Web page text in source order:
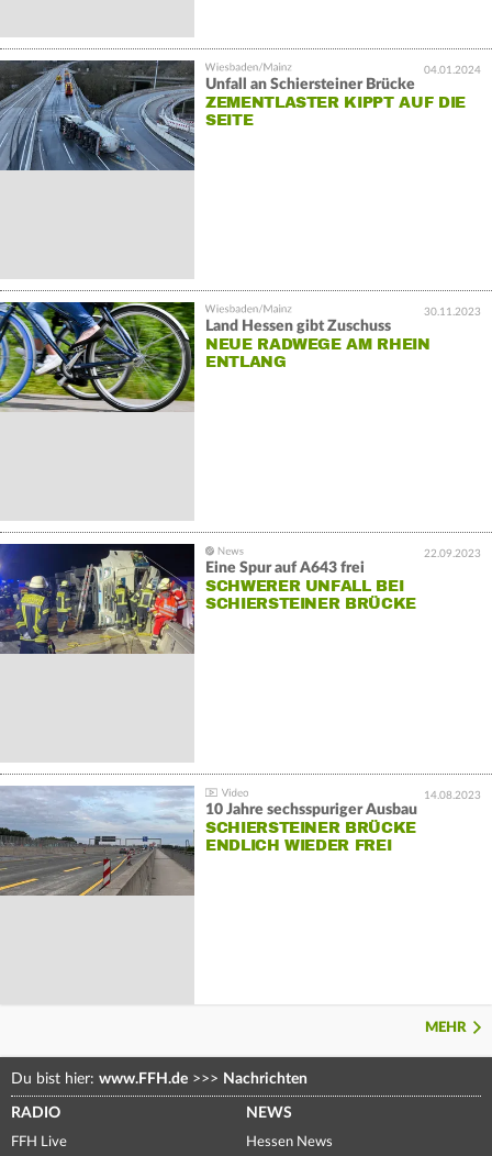
04.01.2024
Unfall an Schiersteiner Brücke
ZEMENTLASTER KIPPT AUF DIE
SEITE
30.11.2023
Land Hessen gibt Zuschuss
NEUE RADWEGE AM RHEIN
ENTLANG
22.09.2023
Eine Spur auf A643 frei
SCHWERER UNFALL BEI
SCHIERSTEINER BRÜCKE
14.08.2023
10 Jahre sechsspuriger Ausbau
SCHIERSTEINER BRÜCKE
ENDLICH WIEDER FREI
MEHR
Du bist hier: www.FFH.de >>> Nachrichten
RADIO
FFH Live
NEWS
Hessen News